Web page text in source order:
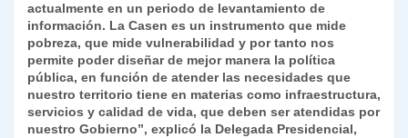
actualmente en un periodo de levantamiento de
información. La Casen es un instrumento que mide
pobreza, que mide vulnerabilidad y por tanto nos
permite poder diseñar de mejor manera la política
pública, en función de atender las necesidades que
nuestro territorio tiene en materias como infraestructura,
servicios y calidad de vida, que deben ser atendidas por
nuestro Gobierno”, explicó la Delegada Presidencial,